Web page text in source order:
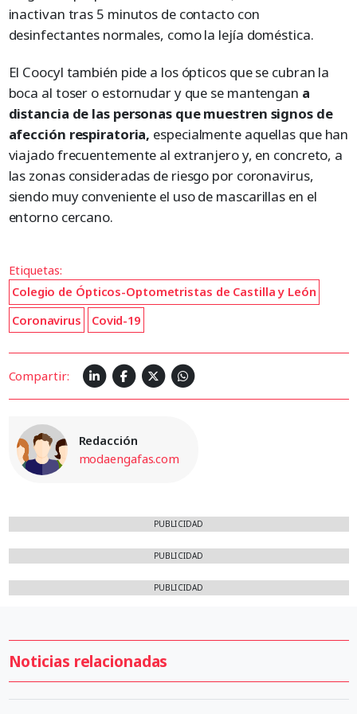
inactivan tras 5 minutos de contacto con
desinfectantes normales, como la lejía doméstica.
El Coocyl también pide a los ópticos que se cubran la
boca al toser o estornudar y que se mantengan a
distancia de las personas que muestren signos de
afección respiratoria, especialmente aquellas que han
viajado frecuentemente al extranjero y, en concreto, a
las zonas consideradas de riesgo por coronavirus,
siendo muy conveniente el uso de mascarillas en el
entorno cercano.
Etiquetas:
Colegio de Ópticos-Optometristas de Castilla y León
Coronavirus
Covid-19
Compartir:
Redacción
modaengafas.com
PUBLICIDAD
PUBLICIDAD
PUBLICIDAD
Noticias relacionadas